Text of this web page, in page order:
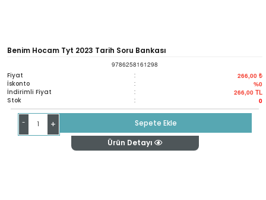
Benim Hocam Tyt 2023 Tarih Soru Bankası
9786258161298
Fiyat : 266,00 ₺
İskonto : %0
İndirimli Fiyat : 266,00 TL
Stok : 0
- +
Sepete Ekle
Ürün Detayı